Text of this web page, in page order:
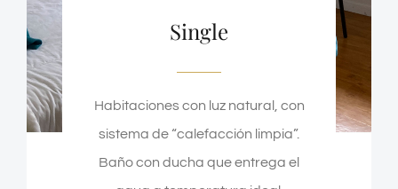
Single
Habitaciones con luz natural, con
sistema de “calefacción limpia”.
Baño con ducha que entrega el